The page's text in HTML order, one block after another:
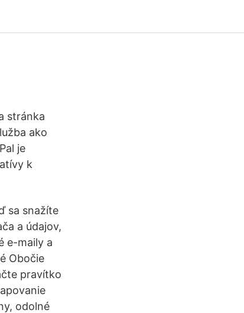
stránka
ako
je
k
sa snažíte
a údajov,
e-maily a
Obočie
pravítko
odolné